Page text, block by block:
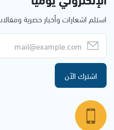
استلم اشعارات وأخبار حصرية
اشترك الآن